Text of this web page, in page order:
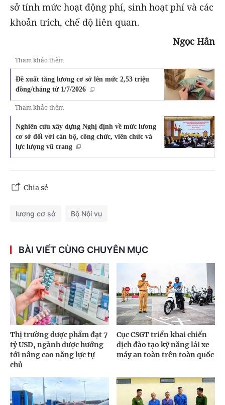
sở tính mức hoạt động phí, sinh hoạt phí và các
khoản trích, chế độ liên quan.
Ngọc Hân
Tham khảo thêm
Đề xuất tăng lương cơ sở lên mức 2,53 triệu
đồng/tháng từ 1/7/2026
Tham khảo thêm
Nghiên cứu xây dựng Nghị định về mức lương
cơ sở đối với cán bộ, công chức, viên chức và
lực lượng vũ trang
Chia sẻ
lương cơ sở Bộ Nội vụ
BÀI VIẾT CÙNG CHUYÊN MỤC
Thị trường dược phẩm đạt 7
tỷ USD, ngành dược hướng
tới nâng cao năng lực tự
chủ
Cục CSGT triển khai chiến
dịch đào tạo kỹ năng lái xe
máy an toàn trên toàn quốc